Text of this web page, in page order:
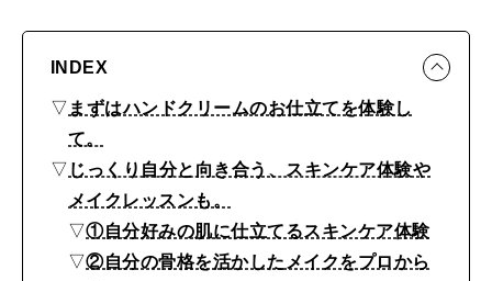
2026年7月号「鎌倉 ローカルが 教えてくれた 本当の歩き方。」
2026年6月号「大銀座 トレンドが生まれる 新しい一流店へ。」
2026年5月号「“大好き”に出会いに。韓国」
2026年4月号「未来をつくる、学びの教科書。」
MAGAZINE MOOK
FOLLOW US!
B
INDEX
▽ まずはハンドクリームのお仕立てを体験し
て。
▽ じっくり自分と向き合う、スキンケア体験や
メイクレッスンも。
▽①自分好みの肌に仕立てるスキンケア体験
▽②自分の骨格を活かしたメイクをプロから